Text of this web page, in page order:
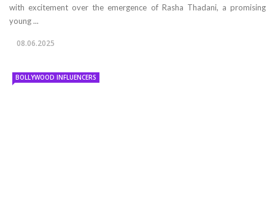
with excitement over the emergence of Rasha Thadani, a promising
young ...
08.06.2025
BOLLYWOOD INFLUENCERS